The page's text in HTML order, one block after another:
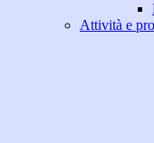
Attività e